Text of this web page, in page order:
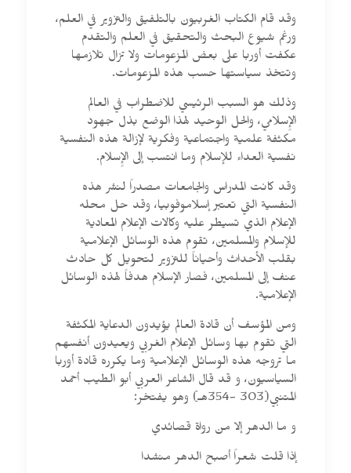
وقد قام الكتاب الغربيون بالتلفيق والتزوير في العلم،
ورغم شيوع البحث والتحقيق في العلم والتقدم
عكفت أوربا على بعض المزعومات ولا تزال تلازمها
وتتخذ سياستها حسب هذه المزعومات.
وذلك هو السبب الرئيسي للاضطراب في العالم
الإٍسلامي، والحل الوحيد لهذا الوضع بذل جهود
مكثفة علمية واجتماعية وفكرية لإزالة هذه النفسية
نفسية العداء للإسلام وما انتسب إلى الإٍسلام.
وقد كانت المدراس والجامعات مصدراً لنشر هذه
النفسية التي تعتبر إسلاموفوبيا، وقد حل محله
الإعلام الذي تسيطر عليه وكالات الإعلام المعادية
للإسلام والمسلمين، تقوم هذه الوسائل الإعلامية
بقلب الأحداث وأحياناً للتزوير لتحويل كل حادث
عنف إلى المسلمين، فصار الإسلام هدفاً لهذه الوسائل
الإعلامية.
ومن المؤسف أن قادة العالم يؤيدون الدعاية المكثفة
التي تقوم بها وسائل الإعلام الغربي ويعيدون أنفسهم
ما تروجه هذه الوسائل الإعلامية وما يكرره قادة أوربا
السياسيون، و قد قال الشاعر العربي أبو الطيب أحمد
المتنبي(303 -354هـ) وهو يفتخر:
و ما الدهر إلا من رواة قصائدي
إذا قلت شعراً أصبح الدهر منشدا